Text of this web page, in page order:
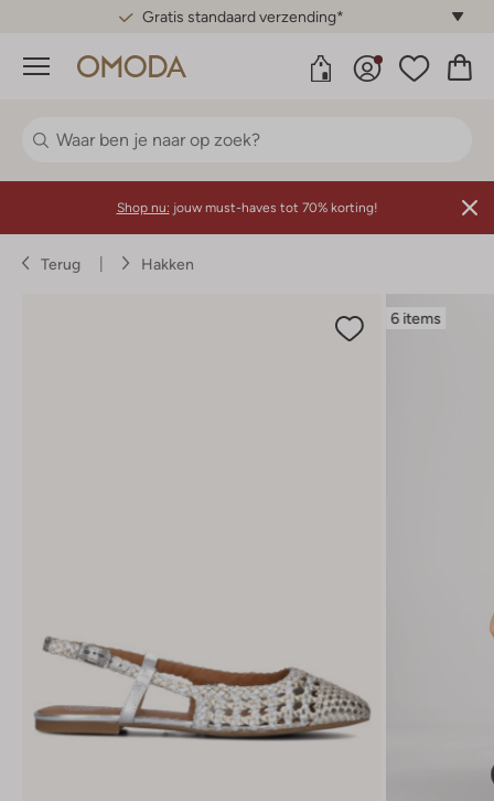
Gratis standaard verzending*
Menu
Shop nu: jouw must-haves tot 70% korting!
Terug Hakken
6 items